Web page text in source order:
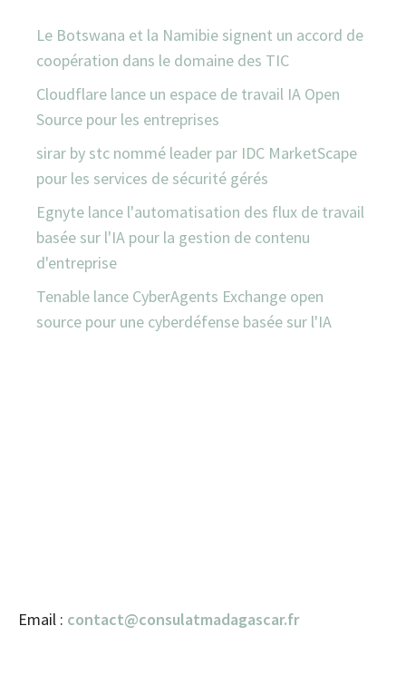
Le Botswana et la Namibie signent un accord de
coopération dans le domaine des TIC
Cloudflare lance un espace de travail IA Open
Source pour les entreprises
sirar by stc nommé leader par IDC MarketScape
pour les services de sécurité gérés
Egnyte lance l'automatisation des flux de travail
basée sur l'IA pour la gestion de contenu
d'entreprise
Tenable lance CyberAgents Exchange open
source pour une cyberdéfense basée sur l'IA
Email : contact@consulatmadagascar.fr